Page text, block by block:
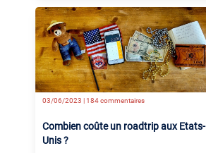
03/06/2023 |184 commentaires
Combien coûte un roadtrip aux Etats-
Unis ?